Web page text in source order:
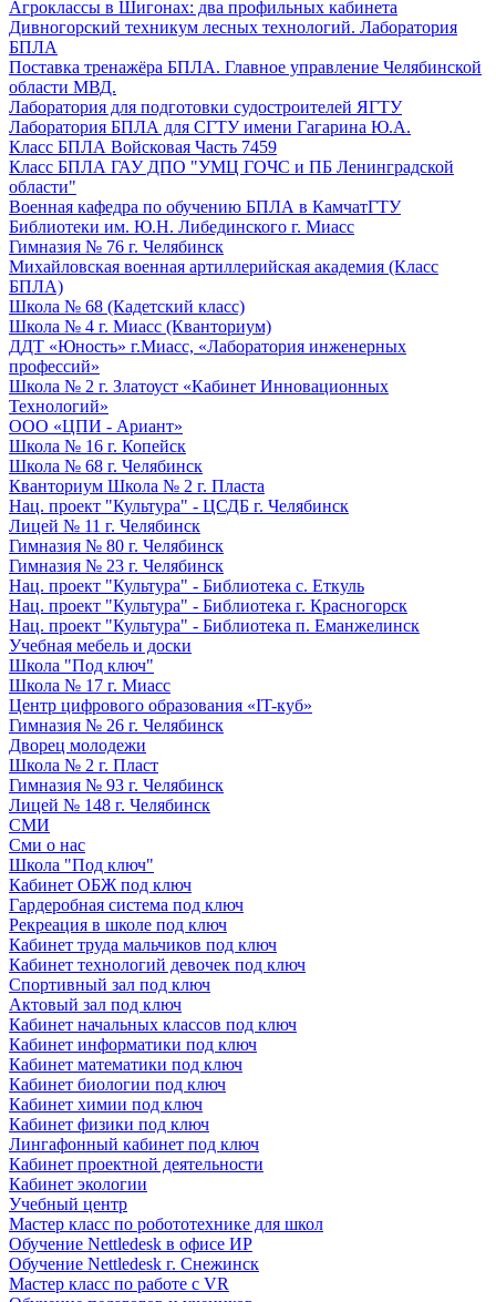
Агроклассы в Шигонах: два профильных кабинета
Дивногорский техникум лесных технологий. Лаборатория
БПЛА
Поставка тренажёра БПЛА. Главное управление Челябинской
области МВД.
Лаборатория для подготовки судостроителей ЯГТУ
Лаборатория БПЛА для СГТУ имени Гагарина Ю.А.
Класс БПЛА Войсковая Часть 7459
Класс БПЛА ГАУ ДПО "УМЦ ГОЧС и ПБ Ленинградской
области"
Военная кафедра по обучению БПЛА в КамчатГТУ
Библиотеки им. Ю.Н. Либединского г. Миасс
Гимназия № 76 г. Челябинск
Михайловская военная артиллерийская академия (Класс
БПЛА)
Школа № 68 (Кадетский класс)
Школа № 4 г. Миасс (Кванториум)
ДДТ «Юность» г.Миасс, «Лаборатория инженерных
профессий»
Школа № 2 г. Златоуст «Кабинет Инновационных
Технологий»
ООО «ЦПИ - Ариант»
Школа № 16 г. Копейск
Школа № 68 г. Челябинск
Кванториум Школа № 2 г. Пласта
Нац. проект "Культура" - ЦСДБ г. Челябинск
Лицей № 11 г. Челябинск
Гимназия № 80 г. Челябинск
Гимназия № 23 г. Челябинск
Нац. проект "Культура" - Библиотека с. Еткуль
Нац. проект "Культура" - Библиотека г. Красногорск
Нац. проект "Культура" - Библиотека п. Еманжелинск
Учебная мебель и доски
Школа "Под ключ"
Школа № 17 г. Миасс
Центр цифрового образования «IT-куб»
Гимназия № 26 г. Челябинск
Дворец молодежи
Школа № 2 г. Пласт
Гимназия № 93 г. Челябинск
Лицей № 148 г. Челябинск
СМИ
Сми о нас
Школа "Под ключ"
Кабинет ОБЖ под ключ
Гардеробная система под ключ
Рекреация в школе под ключ
Кабинет труда мальчиков под ключ
Кабинет технологий девочек под ключ
Спортивный зал под ключ
Актовый зал под ключ
Кабинет начальных классов под ключ
Кабинет информатики под ключ
Кабинет математики под ключ
Кабинет биологии под ключ
Кабинет химии под ключ
Кабинет физики под ключ
Лингафонный кабинет под ключ
Кабинет проектной деятельности
Кабинет экологии
Учебный центр
Мастер класс по робототехнике для школ
Обучение Nettledesk в офисе ИР
Обучение Nettledesk г. Снежинск
Мастер класс по работе с VR